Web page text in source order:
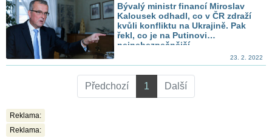
Bývalý ministr financí Miroslav
Kalousek odhadl, co v ČR zdraží
kvůli konfliktu na Ukrajině. Pak
řekl, co je na Putinovi
nejnebezpečnější
23. 2. 2022
Předchozí 1 Další
Reklama:
Reklama: